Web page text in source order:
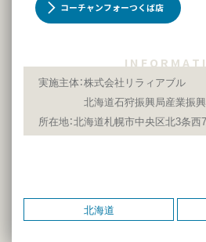
コーチャンフォーつくば店
I N F O R M A T
実施主体：株式会社リラィアブル
北海道石狩振興局産業振興
所在地：北海道札幌市中央区北3条西
北海道